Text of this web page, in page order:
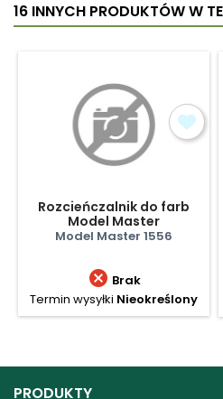
16 INNYCH PRODUKTÓW W
Rozcieńczalnik do farb
Model Master
Model Master 1556
 Brak
Termin wysyłki Nieokreślony
PRODUKTY